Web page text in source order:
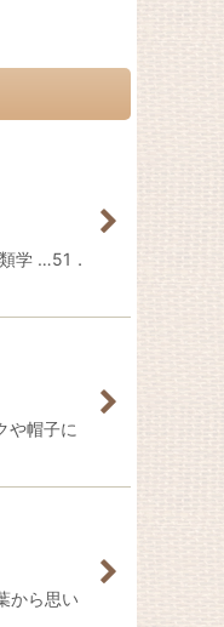
学 …51．
や帽子に
から思い